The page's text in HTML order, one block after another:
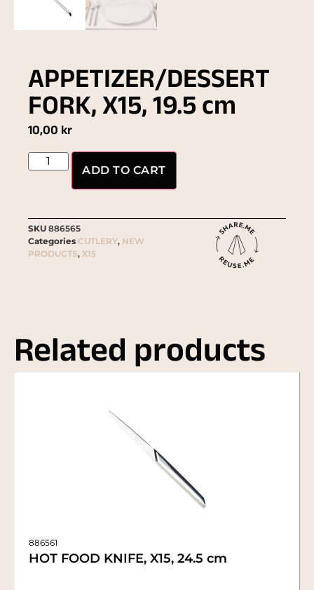
APPETIZER/DESSERT
FORK, X15, 19.5 cm
10,00 kr
ADD TO CART
SKU 886565
Categories CUTLERY, NEW
PRODUCTS, X15
Related products
886561
HOT FOOD KNIFE, X15, 24.5 cm